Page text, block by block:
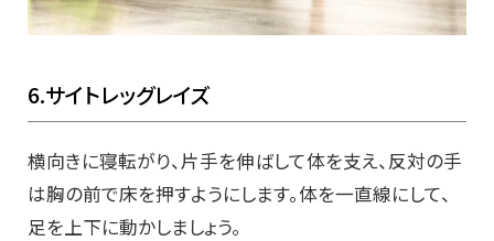
6.サイトレッグレイズ
横向きに寝転がり、片手を伸ばして体を支え、反対の手
は胸の前で床を押すようにします。体を一直線にして、
足を上下に動かしましょう。